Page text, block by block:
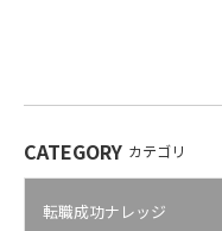
CATEGORY カテゴリ
転職成功ナレッジ